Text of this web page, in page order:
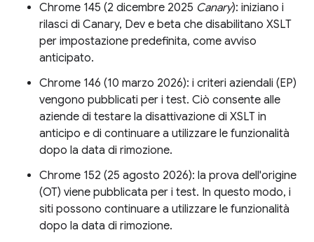
Chrome 145 (2 dicembre 2025 Canary): iniziano i
rilasci di Canary, Dev e beta che disabilitano XSLT
per impostazione predefinita, come avviso
anticipato.
Chrome 146 (10 marzo 2026): i criteri aziendali (EP)
vengono pubblicati per i test. Ciò consente alle
aziende di testare la disattivazione di XSLT in
anticipo e di continuare a utilizzare le funzionalità
dopo la data di rimozione.
Chrome 152 (25 agosto 2026): la prova dell'origine
(OT) viene pubblicata per i test. In questo modo, i
siti possono continuare a utilizzare le funzionalità
dopo la data di rimozione.